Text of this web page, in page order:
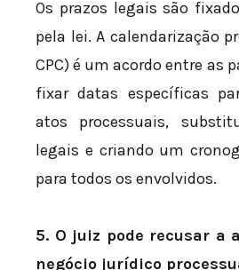
Os prazos legais são
pela lei. A calendarização
CPC) é um acordo entre as
fixar datas específicas
atos processuais,
legais e criando um
para todos os envolvidos.
5. O juiz pode recusar a
negócio jurídico